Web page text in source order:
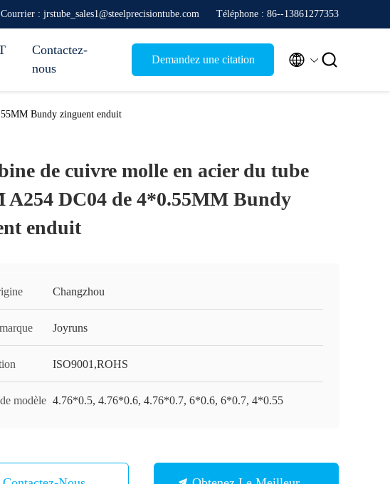
Courrier : jrstube_sales1@steelprecisiontube.com Téléphone : 86--13861277353
Contactez-
nous
Demandez une citation  
Bundy zinguent enduit
de cuivre molle en acier du tube
A254 DC04 de 4*0.55MM Bundy
enduit
Changzhou
Joyruns
ISO9001,ROHS
modèle 4.76*0.5, 4.76*0.6, 4.76*0.7, 6*0.6, 6*0.7, 4*0.55